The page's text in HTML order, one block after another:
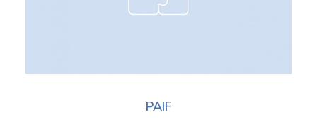
PAIF